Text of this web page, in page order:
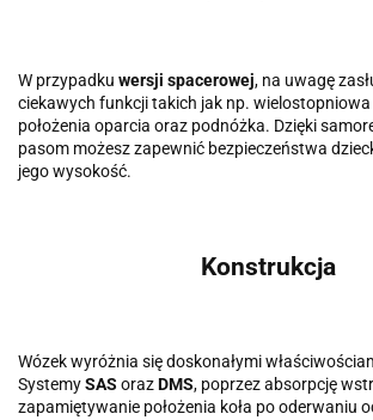
W przypadku wersji spacerowej, na uwagę
ciekawych funkcji takich jak np. wielostopniowa
położenia oparcia oraz podnóżka. Dzięki
pasom możesz zapewnić bezpieczeństwa
jego wysokość.
Konstrukcja
Wózek wyróżnia się doskonałymi
SystemySAS orazDMS, poprzez absorpcję
zapamiętywanie położenia koła po oderwaniu